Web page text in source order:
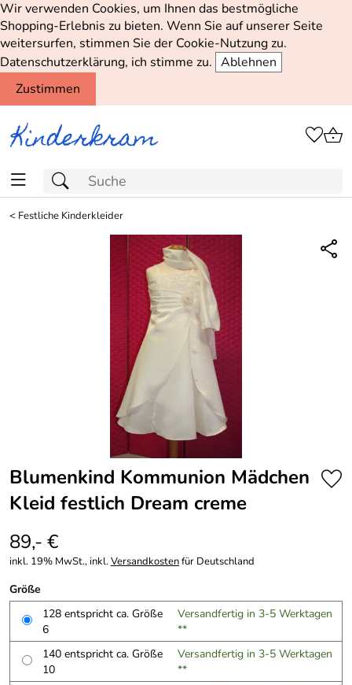
Wir verwenden Cookies, um Ihnen das bestmögliche
Shopping-Erlebnis zu bieten. Wenn Sie auf unserer Seite
weitersurfen, stimmen Sie der Cookie-Nutzung zu.
Datenschutzerklärung, ich stimme zu. Ablehnen
Zustimmen
< Festliche Kinderkleider
Blumenkind Kommunion Mädchen
Kleid festlich Dream creme
89,- €
inkl. 19% MwSt., inkl.Versandkostenfür Deutschland
Größe
128 entspricht ca. Größe
6
Versandfertig in 3-5 Werktagen
**
140 entspricht ca. Größe
10
Versandfertig in 3-5 Werktagen
**